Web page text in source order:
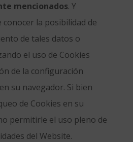
mencionados. Y
conocer la posibilidad de
de tales datos o
el uso de Cookies
de la configuración
su navegador. Si bien
de Cookies en su
permitirle el uso pleno de
del Website.